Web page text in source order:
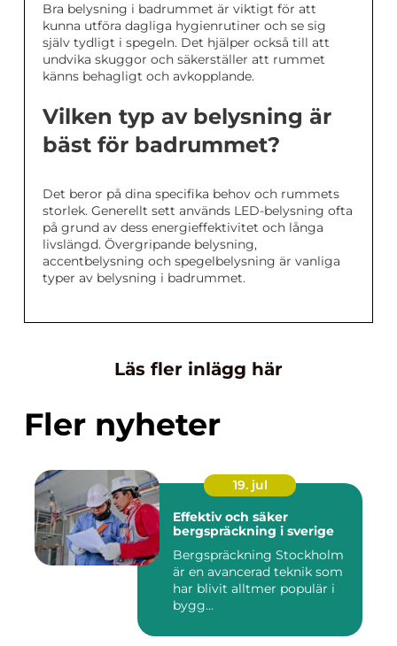
Bra belysning i badrummet är viktigt för att
kunna utföra dagliga hygienrutiner och se sig
själv tydligt i spegeln. Det hjälper också till att
undvika skuggor och säkerställer att rummet
känns behagligt och avkopplande.
Vilken typ av belysning är
bäst för badrummet?
Det beror på dina specifika behov och rummets
storlek. Generellt sett används LED-belysning ofta
på grund av dess energieffektivitet och långa
livslängd. Övergripande belysning,
accentbelysning och spegelbelysning är vanliga
typer av belysning i badrummet.
Läs fler inlägg här
Fler nyheter
19. jul
Effektiv och säker
bergspräckning i sverige
Bergspräckning Stockholm
är en avancerad teknik som
har blivit alltmer populär i
bygg...